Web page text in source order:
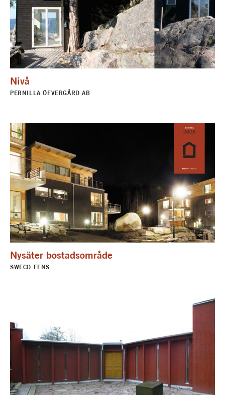
Nivå
PERNILLA ÖFVERGÅRD AB
Nysäter bostadsområde
SWECO FFNS